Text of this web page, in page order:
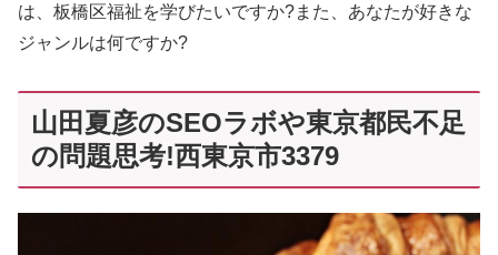
は、板橋区福祉を学びたいですか?また、あなたが好きな
ジャンルは何ですか?
山田夏彦のSEOラボや東京都民不足
の問題思考!西東京市3379